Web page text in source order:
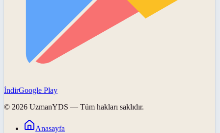
İndirGoogle Play
© 2026 UzmanYDS — Tüm hakları saklıdır.
Anasayfa